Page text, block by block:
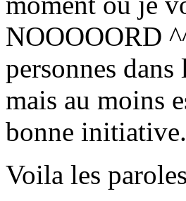
NOOOOORD
personnes
mais au moins
bonne
Voila les